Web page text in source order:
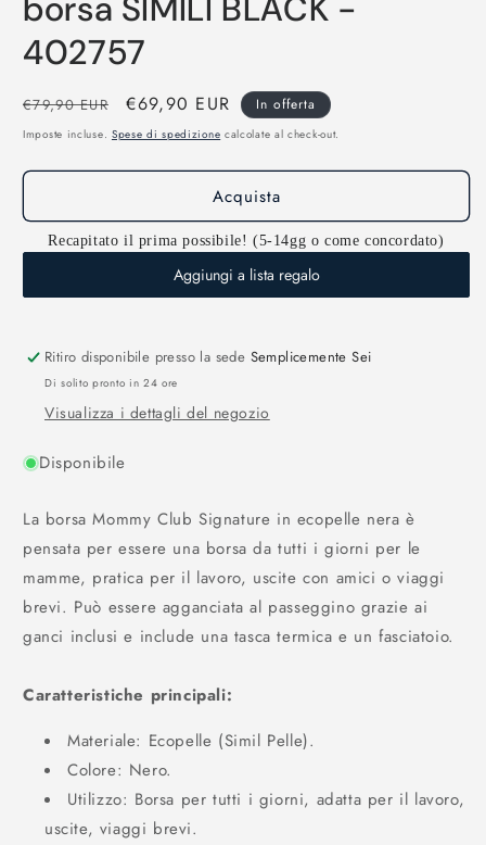
borsa SIMILI BLACK -
402757
Prezzo
di
€79,90 EUR
Prezzo
scontato
€69,90 EUR In offerta
Imposte incluse. Spese di spedizione calcolate al check-out.
Acquista
Recapitato il prima possibile! (5-14gg o come concordato)
Aggiungi a lista regalo
Ritiro disponibile presso la sede Semplicemente Sei
Di solito pronto in 24 ore
Visualizza i dettagli del negozio
Disponibile
La borsa Mommy Club Signature in ecopelle nera è
pensata per essere una borsa da tutti i giorni per le
mamme, pratica per il lavoro, uscite con amici o viaggi
brevi. Può essere agganciata al passeggino grazie ai
ganci inclusi e include una tasca termica e un fasciatoio.
Caratteristiche principali:
Materiale: Ecopelle (Simil Pelle).
Colore: Nero.
Utilizzo: Borsa per tutti i giorni, adatta per il lavoro,
uscite, viaggi brevi.